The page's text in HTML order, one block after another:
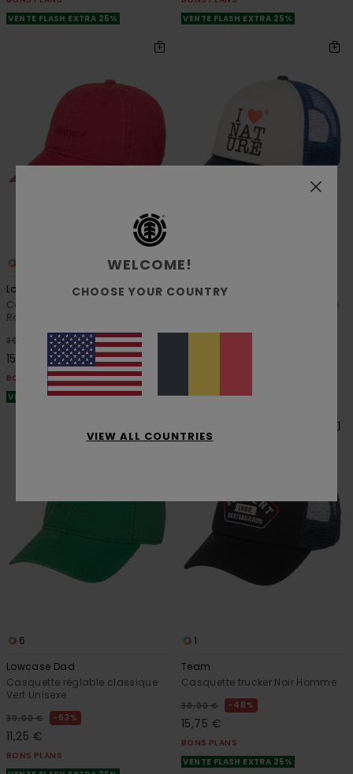
VENTE FLASH EXTRA 25%
VENTE FLASH EXTRA 25%
Lowcase Dad
Casquette réglable classique
Rouge Unisexe
30,00 € 48%
15,75 €
BONS PLANS
VENTE FLASH EXTRA 25%
Printable
Casquette trucker Bleu Homme
6
Lowcase Dad
Casquette réglable classique
Vert Unisexe
30,00 € 63%
11,25 €
BONS PLANS
1
Team
Casquette trucker Noir Homme
30,00 € 48%
15,75 €
BONS PLANS
VENTE FLASH EXTRA 25%
WELCOME!
CHOOSE YOUR COUNTRY
VIEW ALL COUNTRIES